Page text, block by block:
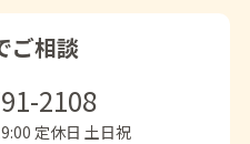
ご相談
2108
定休日 土日祝